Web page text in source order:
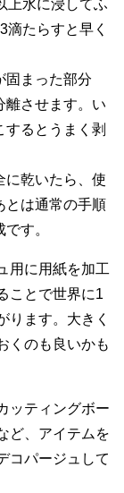
上水に浸してふ
たらすと早く
固まった部分
離させます。い
するとうまく剥
に乾いたら、使
とは通常の手順
す。
用に用紙を加工
ことで世界に1
ります。大きく
くのも良いかも
ッティングボー
ど、アイテムを
コパージュして